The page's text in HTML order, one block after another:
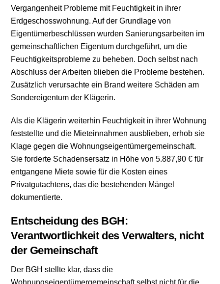
Vergangenheit Probleme mit Feuchtigkeit in ihrer
Erdgeschosswohnung. Auf der Grundlage von
Eigentümerbeschlüssen wurden Sanierungsarbeiten im
gemeinschaftlichen Eigentum durchgeführt, um die
Feuchtigkeitsprobleme zu beheben. Doch selbst nach
Abschluss der Arbeiten blieben die Probleme bestehen.
Zusätzlich verursachte ein Brand weitere Schäden am
Sondereigentum der Klägerin.
Als die Klägerin weiterhin Feuchtigkeit in ihrer Wohnung
feststellte und die Mieteinnahmen ausblieben, erhob sie
Klage gegen die Wohnungseigentümergemeinschaft.
Sie forderte Schadensersatz in Höhe von 5.887,90 € für
entgangene Miete sowie für die Kosten eines
Privatgutachtens, das die bestehenden Mängel
dokumentierte.
Entscheidung des BGH:
Verantwortlichkeit des Verwalters, nicht
der Gemeinschaft
Der BGH stellte klar, dass die